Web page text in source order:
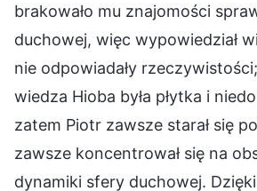
brakowało mu znajomości
duchowej, więc wypowiedział
nie odpowiadały
wiedza Hioba była płytka i
zatem Piotr zawsze starał się
zawsze koncentrował się na
dynamiki sfery duchowej.